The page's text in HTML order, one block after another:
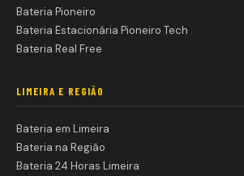
Bateria Pioneiro
Bateria Estacionária Pioneiro Tech
Bateria Real Free
LIMEIRA E REGIÃO
Bateria em Limeira
Bateria na Região
Bateria 24 Horas Limeira